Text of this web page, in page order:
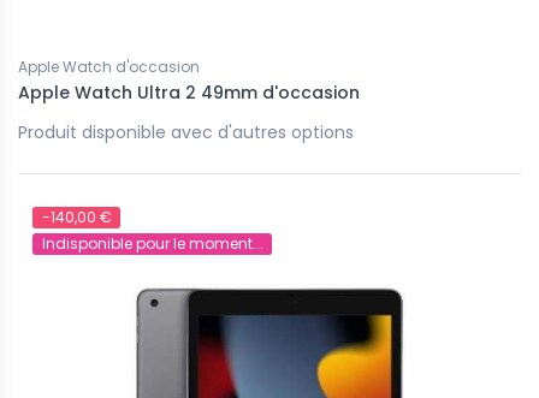
Apple Watch d'occasion
Apple Watch Ultra 2 49mm d'occasion
Produit disponible avec d'autres options
-140,00 €
Indisponible pour le moment...